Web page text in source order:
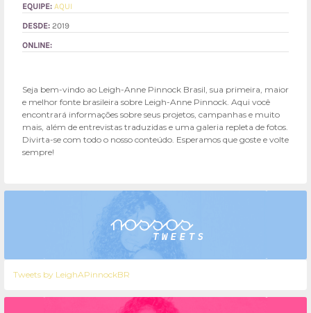
EQUIPE: AQUI
DESDE: 2019
ONLINE:
Seja bem-vindo ao Leigh-Anne Pinnock Brasil, sua primeira, maior
e melhor fonte brasileira sobre Leigh-Anne Pinnock. Aqui você
encontrará informações sobre seus projetos, campanhas e muito
mais, além de entrevistas traduzidas e uma galeria repleta de fotos.
Divirta-se com todo o nosso conteúdo. Esperamos que goste e volte
sempre!
Tweets by LeighAPinnockBR